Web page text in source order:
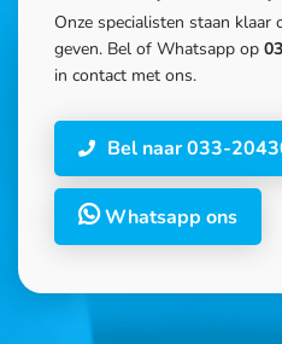
Onze specialisten staan klaar
geven. Bel of Whatsapp op
in contact met ons.
Bel naar 033-
Whatsapp ons